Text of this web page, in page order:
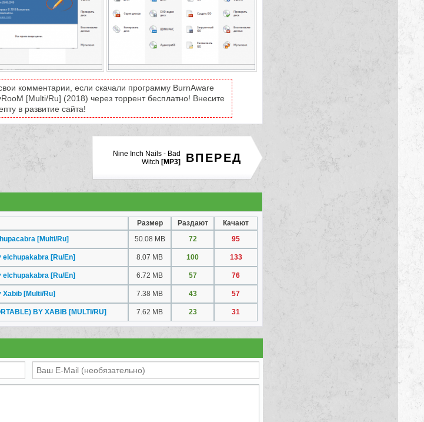
комментарии, если скачали программу BurnAware
[Multi/Ru] (2018) через торрент бесплатно! Внесите
в развитие сайта!
ВПЕРЕД
Nine Inch Nails - Bad
Witch [MP3]
Размер Раздают
Качают
[Multi/Ru]
50.08 MB 72 95
[Ru/En] 8.07 MB 100 133
[Ru/En] 6.72 MB 57 76
[Multi/Ru] 7.38 MB 43 57
BY XABIB [MULTI/RU] 7.62 MB 23 31